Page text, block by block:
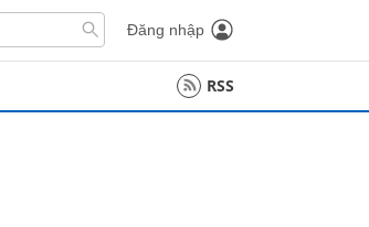
Đăng nhập
RSS